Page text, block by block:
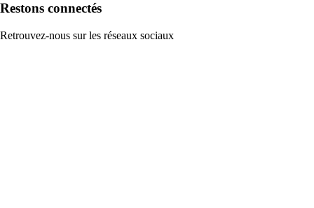
Restons connectés
Retrouvez-nous sur les réseaux sociaux